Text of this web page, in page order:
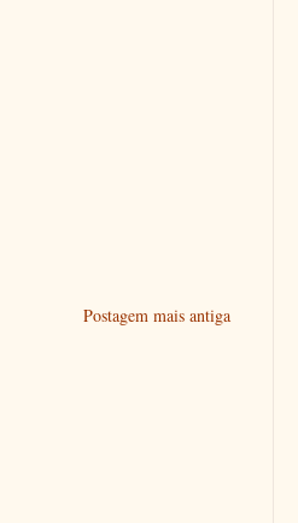
Postagem mais antiga